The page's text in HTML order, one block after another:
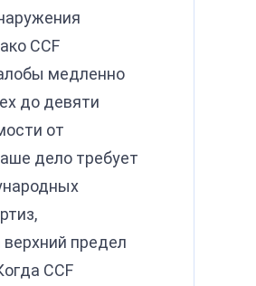
CCF
медленно
до девяти
от
дело требует
предел
CCF